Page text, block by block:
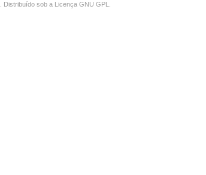
Distribuído sob a Licença GNU GPL